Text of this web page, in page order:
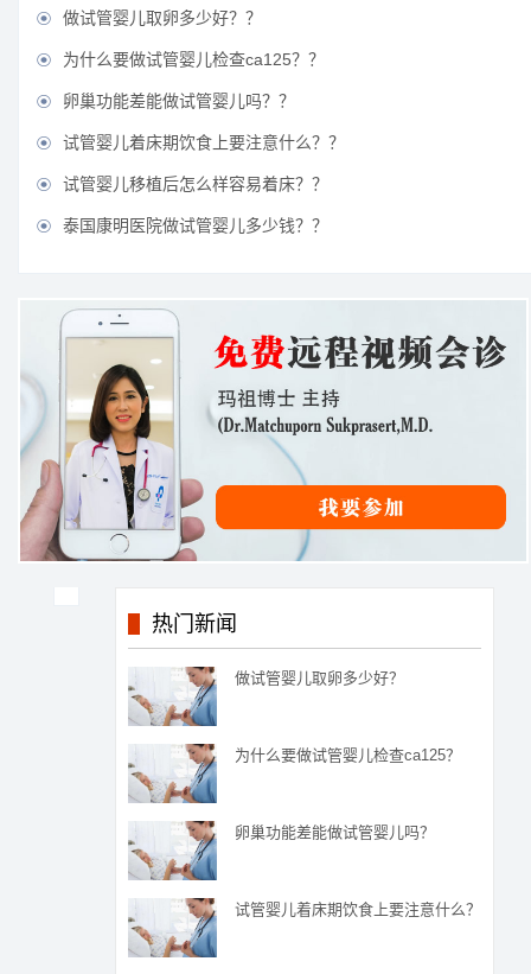
 做试管婴儿取卵多少好？？
 为什么要做试管婴儿检查ca125？？
 卵巢功能差能做试管婴儿吗？？
 试管婴儿着床期饮食上要注意什么？？
 试管婴儿移植后怎么样容易着床？？
 泰国康明医院做试管婴儿多少钱？？
热门新闻
做试管婴儿取卵多少好？
为什么要做试管婴儿检查ca125？
卵巢功能差能做试管婴儿吗？
试管婴儿着床期饮食上要注意什么？